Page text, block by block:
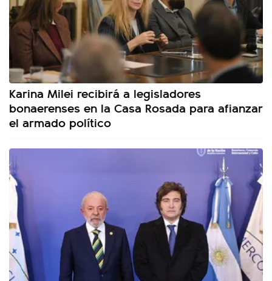
Karina Milei recibirá a legisladores
bonaerenses en la Casa Rosada para afianzar
el armado político